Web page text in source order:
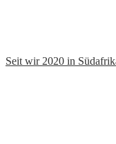
Seit wir 2020 in